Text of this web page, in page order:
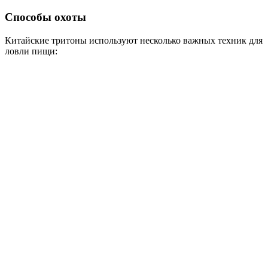
Способы охоты
Китайские тритоны используют несколько важных техник для
ловли пищи: